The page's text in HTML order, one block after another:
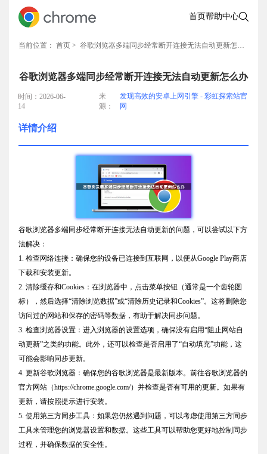
首页帮助中心
当前位置： 首页 > 谷歌浏览器多端同步经常断开连接无法自动更新怎么办
谷歌浏览器多端同步经常断开连接无法自动更新怎么办
时间：2026-06-
14
来
源：
发现高效的安卓上网引擎 - 彩虹探索站官
网
详情介绍
谷歌浏览器多端同步经常断开连接无法自动更新的问题，可以尝试以下方
法解决：
1. 检查网络连接：确保您的设备已连接到互联网，以便从Google Play商店
下载和安装更新。
2. 清除缓存和Cookies：在浏览器中，点击菜单按钮（通常是一个齿轮图
标），然后选择“清除浏览数据”或“清除历史记录和Cookies”。这将删除您
访问过的网站和保存的密码等数据，有助于解决同步问题。
3. 检查浏览器设置：进入浏览器的设置选项，确保没有启用“阻止网站自
动更新”之类的功能。此外，还可以检查是否启用了“自动填充”功能，这
可能会影响同步更新。
4. 更新谷歌浏览器：确保您的谷歌浏览器是最新版本。前往谷歌浏览器的
官方网站（https://chrome.google.com/）并检查是否有可用的更新。如果有
更新，请按照提示进行安装。
5. 使用第三方同步工具：如果您仍然遇到问题，可以考虑使用第三方同步
工具来管理您的浏览器设置和数据。这些工具可以帮助您更好地控制同步
过程，并确保数据的安全性。